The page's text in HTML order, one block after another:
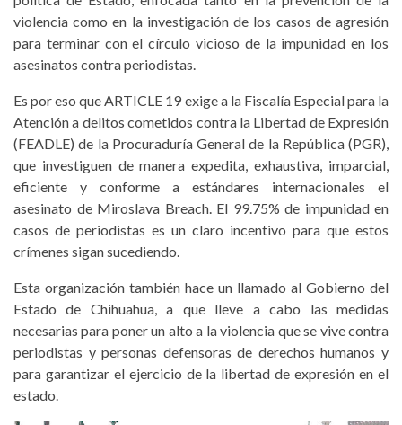
violencia como en la investigación de los casos de agresión
para terminar con el círculo vicioso de la impunidad en los
asesinatos contra periodistas.
Es por eso que ARTICLE 19 exige a la Fiscalía Especial para la
Atención a delitos cometidos contra la Libertad de Expresión
(FEADLE) de la Procuraduría General de la República (PGR),
que investiguen de manera expedita, exhaustiva, imparcial,
eficiente y conforme a estándares internacionales el
asesinato de Miroslava Breach. El 99.75% de impunidad en
casos de periodistas es un claro incentivo para que estos
crímenes sigan sucediendo.
Esta organización también hace un llamado al Gobierno del
Estado de Chihuahua, a que lleve a cabo las medidas
necesarias para poner un alto a la violencia que se vive contra
periodistas y personas defensoras de derechos humanos y
para garantizar el ejercicio de la libertad de expresión en el
estado.